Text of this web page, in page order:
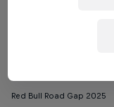
Red Bull Road Gap 2025